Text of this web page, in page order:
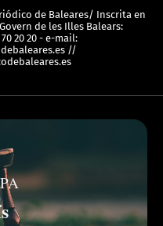
de Baleares/ Inscrita en
de les Illes Balears:
70 20 20 - e-mail:
//